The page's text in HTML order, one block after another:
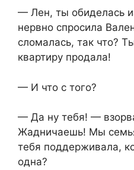
— Лен, ты обиделась
нервно спросила
сломалась, так что?
квартиру продала!
— И что с того?
— Да ну тебя! —
Жадничаешь! Мы
тебя поддерживала,
одна?